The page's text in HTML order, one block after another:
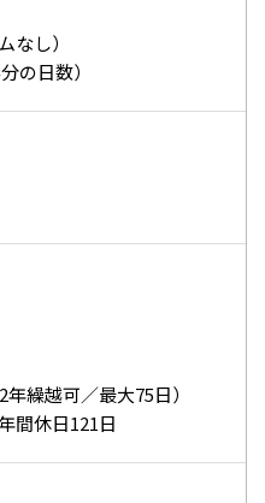
し）
の日数）
繰越可／最大75日）
間休日121日